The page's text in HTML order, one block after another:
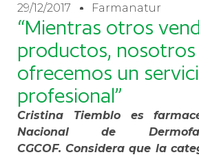
29/12/2017 Farmanatur
“Mientras otros
productos, nosotros
ofrecemos un
profesional”
Cristina Tiemblo es
Nacional de
CGCOF. Considera que la